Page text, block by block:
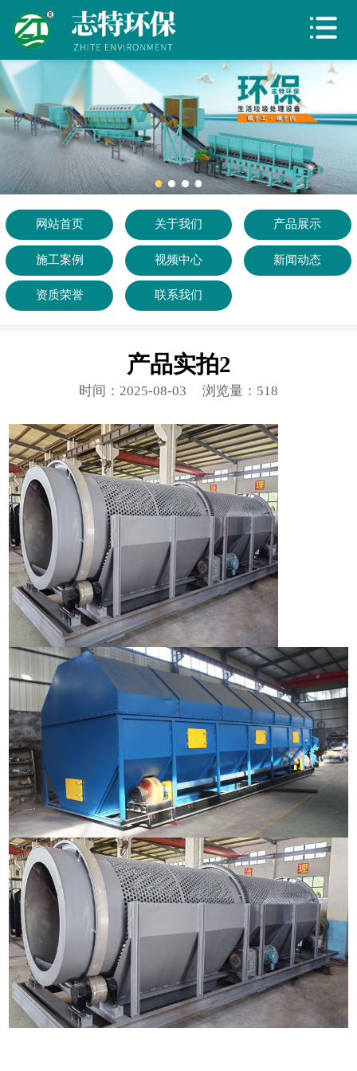
关于我们
产品展示
施工案例
视频中心
新闻动态
资质荣誉
联系我们
网站首页 关于我们 产品展示
施工案例 视频中心 新闻动态
资质荣誉 联系我们
产品实拍2
时间：2025-08-03 浏览量：518